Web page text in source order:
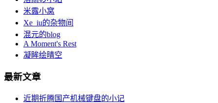
米露小窝
Xe_iu的杂物间
混元的blog
A Moment's Rest
凝眸绘晴空
最新文章
近期折腾国产机械键盘的小记